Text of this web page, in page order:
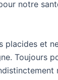
notre
et
Toujours